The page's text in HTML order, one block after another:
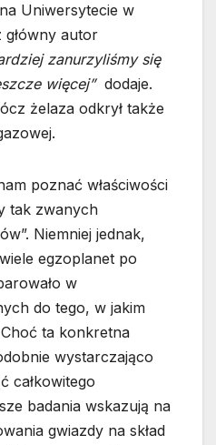
Uniwersytecie w
główny autor
zanurzyliśmy się
więcej” dodaje.
żelaza odkrył także
poznać właściwości
tak zwanych
Niemniej jednak,
egzoplanet po
w
do tego, w jakim
ta konkretna
wystarczająco
całkowitego
badania wskazują na
gwiazdy na skład